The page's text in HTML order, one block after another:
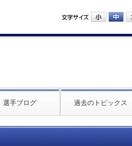
選手ブログ 過去のトピックス